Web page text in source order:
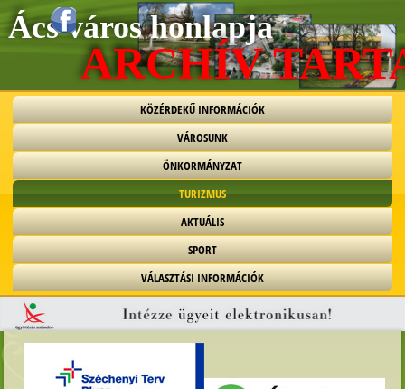
Ács város honlapja
ARCHÍV
KÖZÉRDEKŰ INFORMÁCIÓK
VÁROSUNK
ÖNKORMÁNYZAT
TURIZMUS
AKTUÁLIS
SPORT
VÁLASZTÁSI INFORMÁCIÓK